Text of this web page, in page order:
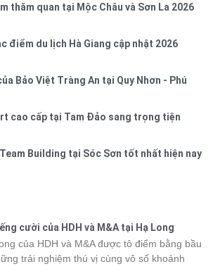
thăm quan tại Mộc Châu và Sơn La 2026
điểm du lịch Hà Giang cập nhật 2026
Bảo Việt Tràng An tại Quy Nhơn - Phú
cao cấp tại Tam Đảo sang trọng tiện
Building tại Sóc Sơn tốt nhất hiện nay
cười của HDH và M&A tại Hạ Long
của HDH và M&A được tô điểm bằng bầu
trải nghiệm thú vị cùng vô số khoảnh